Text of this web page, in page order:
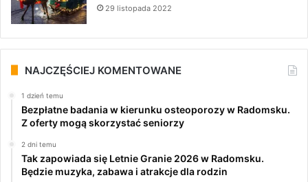
29 listopada 2022
NAJCZĘŚCIEJ KOMENTOWANE
1 dzień temu
Bezpłatne badania w kierunku osteoporozy w Radomsku.
Z oferty mogą skorzystać seniorzy
2 dni temu
Tak zapowiada się Letnie Granie 2026 w Radomsku.
Będzie muzyka, zabawa i atrakcje dla rodzin